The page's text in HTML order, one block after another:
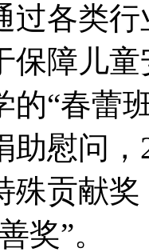
过各类
保障儿
的“春蕾
助慰问
殊贡献
奖”。